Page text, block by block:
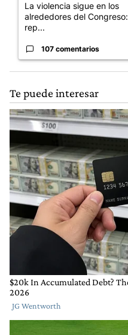
La violencia sigue en los
alrededores del Congreso:
rep...
107 comentarios